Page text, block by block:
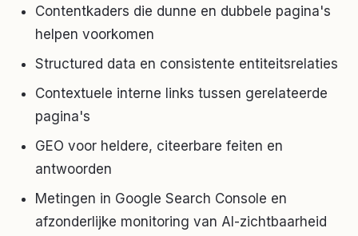
Contentkaders die dunne en dubbele pagina's
helpen voorkomen
Structured data en consistente entiteitsrelaties
Contextuele interne links tussen gerelateerde
pagina's
GEO voor heldere, citeerbare feiten en
antwoorden
Metingen in Google Search Console en
afzonderlijke monitoring van AI-zichtbaarheid